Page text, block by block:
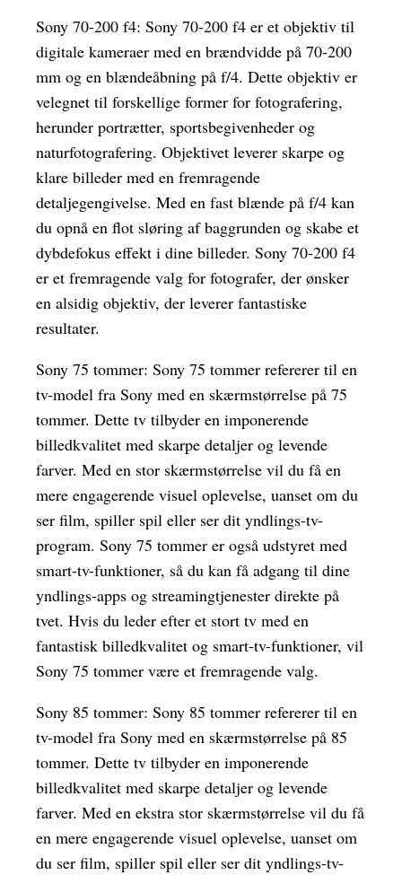
Sony 70-200 f4: Sony 70-200 f4 er et objektiv til
digitale kameraer med en brændvidde på 70-200
mm og en blændeåbning på f/4. Dette objektiv er
velegnet til forskellige former for fotografering,
herunder portrætter, sportsbegivenheder og
naturfotografering. Objektivet leverer skarpe og
klare billeder med en fremragende
detaljegengivelse. Med en fast blænde på f/4 kan
du opnå en flot sløring af baggrunden og skabe et
dybdefokus effekt i dine billeder. Sony 70-200 f4
er et fremragende valg for fotografer, der ønsker
en alsidig objektiv, der leverer fantastiske
resultater.
Sony 75 tommer: Sony 75 tommer refererer til en
tv-model fra Sony med en skærmstørrelse på 75
tommer. Dette tv tilbyder en imponerende
billedkvalitet med skarpe detaljer og levende
farver. Med en stor skærmstørrelse vil du få en
mere engagerende visuel oplevelse, uanset om du
ser film, spiller spil eller ser dit yndlings-tv-
program. Sony 75 tommer er også udstyret med
smart-tv-funktioner, så du kan få adgang til dine
yndlings-apps og streamingtjenester direkte på
tvet. Hvis du leder efter et stort tv med en
fantastisk billedkvalitet og smart-tv-funktioner, vil
Sony 75 tommer være et fremragende valg.
Sony 85 tommer: Sony 85 tommer refererer til en
tv-model fra Sony med en skærmstørrelse på 85
tommer. Dette tv tilbyder en imponerende
billedkvalitet med skarpe detaljer og levende
farver. Med en ekstra stor skærmstørrelse vil du få
en mere engagerende visuel oplevelse, uanset om
du ser film, spiller spil eller ser dit yndlings-tv-